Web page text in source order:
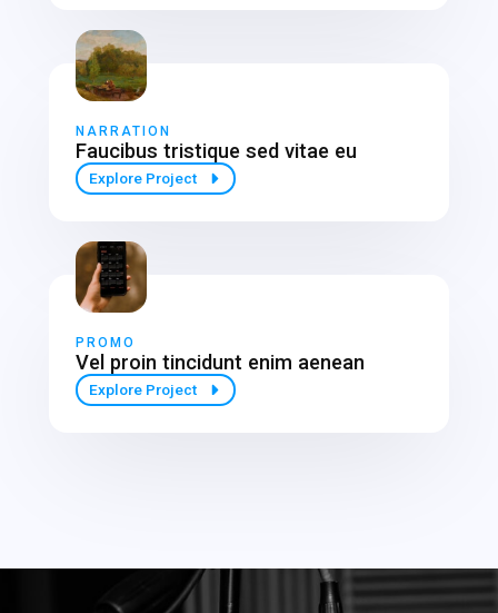
NARRATION
Faucibus tristique sed vitae eu
Explore Project
PROMO
Vel proin tincidunt enim aenean
Explore Project